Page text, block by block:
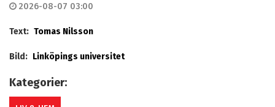
2026-08-07 03:00
Text: Tomas Nilsson
Bild: Linköpings universitet
Kategorier: